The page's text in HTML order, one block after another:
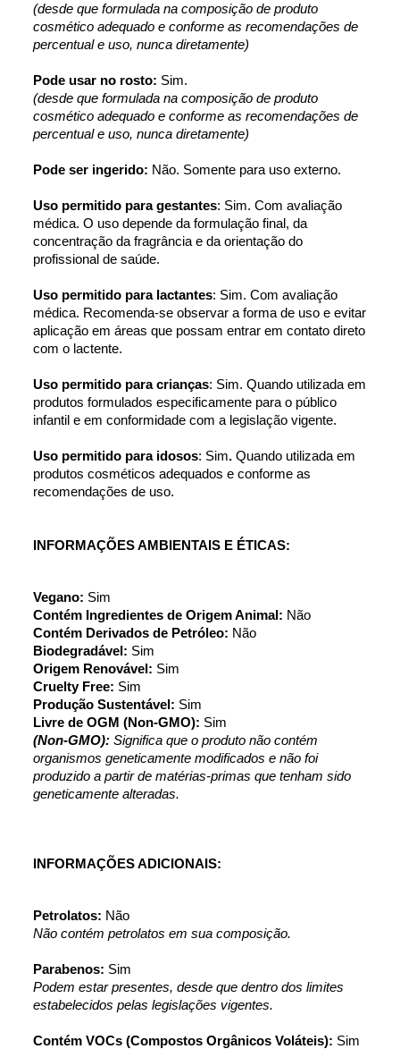
(desde que formulada na composição de produto
cosmético adequado e conforme as recomendações de
percentual e uso, nunca diretamente)
Pode usar no rosto: Sim.
(desde que formulada na composição de produto
cosmético adequado e conforme as recomendações de
percentual e uso, nunca diretamente)
Pode ser ingerido: Não. Somente para uso externo.
Uso permitido para gestantes: Sim. Com avaliação
médica. O uso depende da formulação final, da
concentração da fragrância e da orientação do
profissional de saúde.
Uso permitido para lactantes: Sim. Com avaliação
médica. Recomenda-se observar a forma de uso e evitar
aplicação em áreas que possam entrar em contato direto
com o lactente.
Uso permitido para crianças: Sim. Quando utilizada em
produtos formulados especificamente para o público
infantil e em conformidade com a legislação vigente.
Uso permitido para idosos: Sim. Quando utilizada em
produtos cosméticos adequados e conforme as
recomendações de uso.
INFORMAÇÕES AMBIENTAIS E ÉTICAS:
Vegano: Sim
Contém Ingredientes de Origem Animal: Não
Contém Derivados de Petróleo: Não
Biodegradável: Sim
Origem Renovável: Sim
Cruelty Free: Sim
Produção Sustentável: Sim
Livre de OGM (Non-GMO): Sim
(Non-GMO): Significa que o produto não contém
organismos geneticamente modificados e não foi
produzido a partir de matérias-primas que tenham sido
geneticamente alteradas.
INFORMAÇÕES ADICIONAIS:
Petrolatos: Não
Não contém petrolatos em sua composição.
Parabenos: Sim
Podem estar presentes, desde que dentro dos limites
estabelecidos pelas legislações vigentes.
Contém VOCs (Compostos Orgânicos Voláteis): Sim